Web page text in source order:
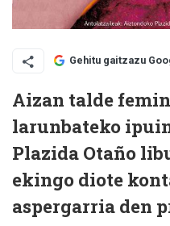
Gehitu gaitzazu
Aizan talde
larunbateko
Plazida Otaño
ekingo diote
aspergarria den